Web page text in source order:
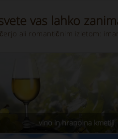
vas lahko
ali romantičnim izletom:
vino in hrano na kmetiji